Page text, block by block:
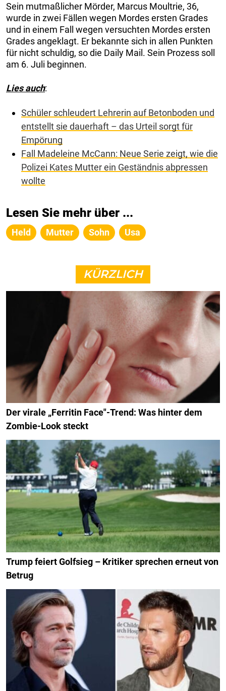
Sein mutmaßlicher Mörder, Marcus Moultrie, 36,
wurde in zwei Fällen wegen Mordes ersten Grades
und in einem Fall wegen versuchten Mordes ersten
Grades angeklagt. Er bekannte sich in allen Punkten
für nicht schuldig, so die Daily Mail. Sein Prozess soll
am 6. Juli beginnen.
Lies auch:
Schüler schleudert Lehrerin auf Betonboden und
entstellt sie dauerhaft – das Urteil sorgt für
Empörung
Fall Madeleine McCann: Neue Serie zeigt, wie die
Polizei Kates Mutter ein Geständnis abpressen
wollte
Lesen Sie mehr über ...
Held Mutter Sohn Usa
KÜRZLICH
Der virale „Ferritin Face"-Trend: Was hinter dem
Zombie-Look steckt
Trump feiert Golfsieg – Kritiker sprechen erneut von
Betrug